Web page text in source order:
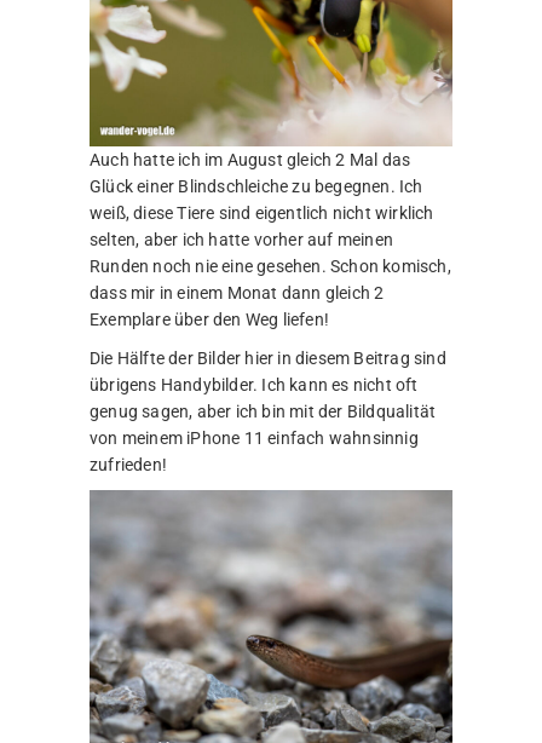
Auch hatte ich im August gleich 2 Mal das
Glück einer Blindschleiche zu begegnen. Ich
weiß, diese Tiere sind eigentlich nicht wirklich
selten, aber ich hatte vorher auf meinen
Runden noch nie eine gesehen. Schon komisch,
dass mir in einem Monat dann gleich 2
Exemplare über den Weg liefen!
Die Hälfte der Bilder hier in diesem Beitrag sind
übrigens Handybilder. Ich kann es nicht oft
genug sagen, aber ich bin mit der Bildqualität
von meinem iPhone 11 einfach wahnsinnig
zufrieden!